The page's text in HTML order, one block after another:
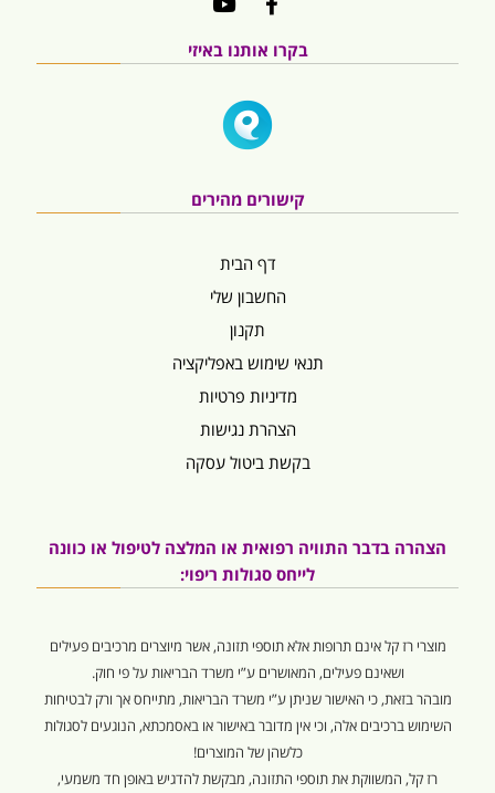
בקרו אותנו באיזי
קישורים מהירים
דף הבית
החשבון שלי
תקנון
תנאי שימוש באפליקציה
מדיניות פרטיות
הצהרת נגישות
בקשת ביטול עסקה
הצהרה בדבר התוויה רפואית או המלצה לטיפול או כוונה
לייחס סגולות ריפוי:
מוצרי רז קל אינם תרופות אלא תוספי תזונה, אשר מיוצרים מרכיבים פעילים
ושאינם פעילים, המאושרים ע”י משרד הבריאות על פי חוק.
מובהר בזאת, כי האישור שניתן ע”י משרד הבריאות, מתייחס אך ורק לבטיחות
השימוש ברכיבים אלה, וכי אין מדובר באישור או באסמכתא, הנוגעים לסגולות
כלשהן של המוצרים!
רז קל, המשווקת את תוספי התזונה, מבקשת להדגיש באופן חד משמעי,